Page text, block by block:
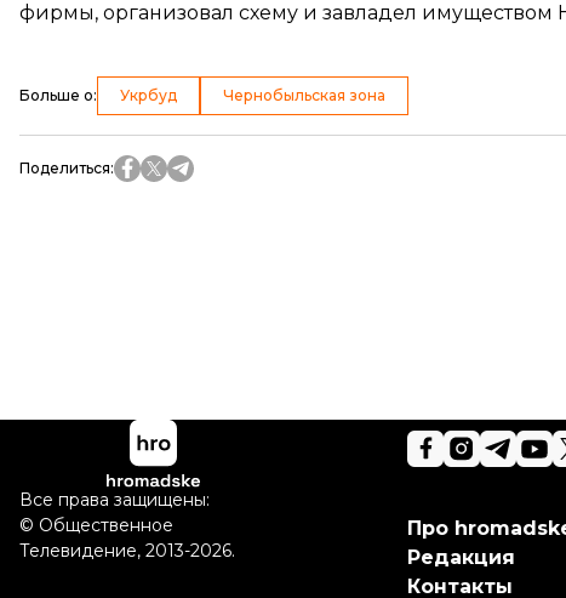
фирмы, организовал схему и завладел
Больше о: Укрбуд Чернобыльская зона
Поделиться:
Про
Редакция
Контакты
Все права защищены:
© Общественное
Телевидение, 2013-2026.